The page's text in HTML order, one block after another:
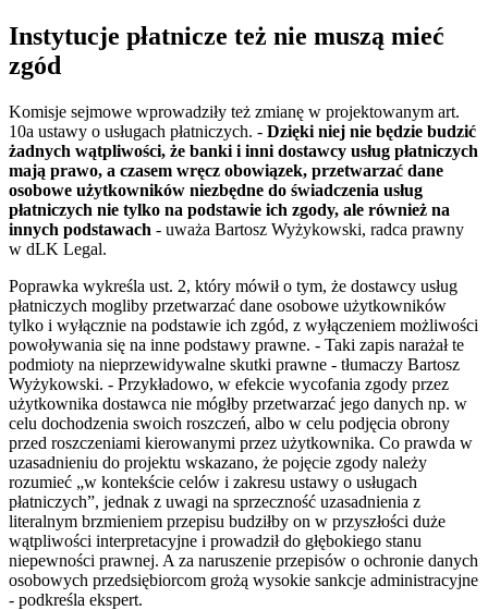
Instytucje płatnicze też nie muszą mieć
zgód
Komisje sejmowe wprowadziły też zmianę w projektowanym art.
10a ustawy o usługach płatniczych. - Dzięki niej nie będzie budzić
żadnych wątpliwości, że banki i inni dostawcy usług płatniczych
mają prawo, a czasem wręcz obowiązek, przetwarzać dane
osobowe użytkowników niezbędne do świadczenia usług
płatniczych nie tylko na podstawie ich zgody, ale również na
innych podstawach - uważa Bartosz Wyżykowski, radca prawny
w dLK Legal.
Poprawka wykreśla ust. 2, który mówił o tym, że dostawcy usług
płatniczych mogliby przetwarzać dane osobowe użytkowników
tylko i wyłącznie na podstawie ich zgód, z wyłączeniem możliwości
powoływania się na inne podstawy prawne. - Taki zapis narażał te
podmioty na nieprzewidywalne skutki prawne - tłumaczy Bartosz
Wyżykowski. - Przykładowo, w efekcie wycofania zgody przez
użytkownika dostawca nie mógłby przetwarzać jego danych np. w
celu dochodzenia swoich roszczeń, albo w celu podjęcia obrony
przed roszczeniami kierowanymi przez użytkownika. Co prawda w
uzasadnieniu do projektu wskazano, że pojęcie zgody należy
rozumieć „w kontekście celów i zakresu ustawy o usługach
płatniczych”, jednak z uwagi na sprzeczność uzasadnienia z
literalnym brzmieniem przepisu budziłby on w przyszłości duże
wątpliwości interpretacyjne i prowadził do głębokiego stanu
niepewności prawnej. A za naruszenie przepisów o ochronie danych
osobowych przedsiębiorcom grożą wysokie sankcje administracyjne
- podkreśla ekspert.